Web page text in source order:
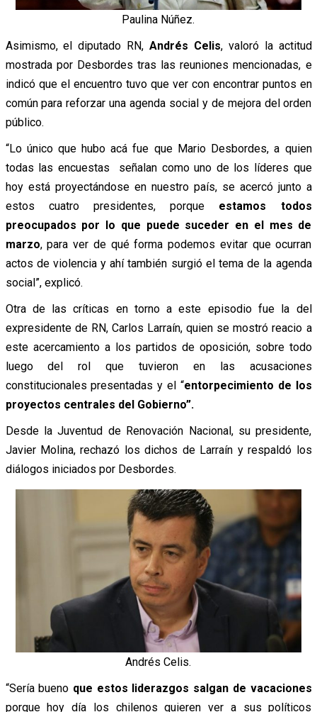
Paulina Núñez.
Asimismo, el diputado RN, Andrés Celis, valoró la actitud
mostrada por Desbordes tras las reuniones mencionadas, e
indicó que el encuentro tuvo que ver con encontrar puntos en
común para reforzar una agenda social y de mejora del orden
público.
“Lo único que hubo acá fue que Mario Desbordes, a quien
todas las encuestas señalan como uno de los líderes que
hoy está proyectándose en nuestro país, se acercó junto a
estos cuatro presidentes, porque estamos todos
preocupados por lo que puede suceder en el mes de
marzo, para ver de qué forma podemos evitar que ocurran
actos de violencia y ahí también surgió el tema de la agenda
social”, explicó.
Otra de las críticas en torno a este episodio fue la del
expresidente de RN, Carlos Larraín, quien se mostró reacio a
este acercamiento a los partidos de oposición, sobre todo
luego del rol que tuvieron en las acusaciones
constitucionales presentadas y el “entorpecimiento de los
proyectos centrales del Gobierno”.
Desde la Juventud de Renovación Nacional, su presidente,
Javier Molina, rechazó los dichos de Larraín y respaldó los
diálogos iniciados por Desbordes.
Andrés Celis.
“Sería bueno que estos liderazgos salgan de vacaciones
porque hoy día los chilenos quieren ver a sus políticos